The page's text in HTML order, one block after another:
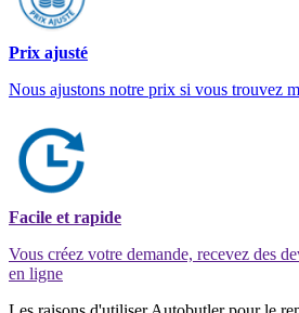
Prix ajusté
Nous ajustons notre prix si vous trouvez
Facile et rapide
Vous créez votre demande, recevez des
en ligne